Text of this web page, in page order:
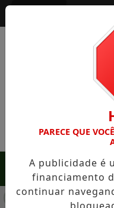
EM SERRA NEGRA:
PARECE QUE
A publicidade é
financiamento
continuar